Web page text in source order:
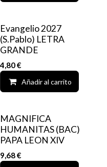
Add to wishlist
Evangelio 2027
(S.Pablo) LETRA
GRANDE
4,80€
Añadir al carrito
Add to wishlist
MAGNIFICA
HUMANITAS (BAC)
PAPA LEON XIV
9,68€